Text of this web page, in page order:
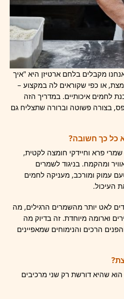
מקבלים בלחם ארטיזן היא "איך
או כפי שקוראים לה במקצוע –
לחמים איכותיים. במדריך הזה
בצורה פשוטה וברורה שתצליח גם
כל כך חשובה?
פרא וחיידקי חומצה לקטית,
ומהקמח. בניגוד לשמרים
עמוק ומורכב, מעניקה לחמים
העיכול.
לאט יותר מהשמרים הרגילים, מה
וארומה מיוחדת. זה בדיוק מה
הרכים והנימוחים שמאפיינים
שהיא דורשת רק שני מרכיבים